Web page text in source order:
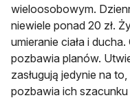
wieloosobowym.
niewiele ponad 20 zł.
umieranie ciała i
pozbawia planów.
zasługują jedynie na
pozbawia ich